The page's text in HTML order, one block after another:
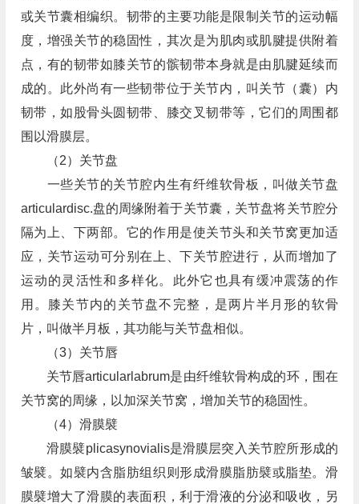
或关节囊相编织。韧带的主要功能是限制关节的运动幅
度，增强关节的稳固性，其次是为肌肉或肌腱提供附着
点，有的韧带如膝关节的髌韧带本身就是由肌腱延续而
成的。此外尚有一些韧带位于关节内，叫关节（囊）内
韧带，如股骨头圆韧带、膝交叉韧带等，它们的周围都
围以滑膜层。
（2）关节盘
一些关节的关节腔内生有纤维软骨板，叫做关节盘
articulardisc.盘的周缘附着于关节囊，关节盘将关节腔分
隔为上、下两部。它的作用是使关节头和关节窝更加适
应，关节运动可分别在上、下关节腔进行，从而增加了
运动的灵活性和多样化。此外它也具有缓冲震荡的作
用。膝关节内的关节盘不完整，是两片半月形的软骨
片，叫做半月板，其功能与关节盘相似。
（3）关节唇
关节唇articularlabrum是由纤维软骨构成的环，围在
关节窝的周缘，以加深关节窝，增加关节的稳固性。
（4）滑膜襞
滑膜襞plicasynovialis是滑膜层突入关节腔所形成的
皱襞。如襞内含脂肪组织则形成滑膜脂肪襞或脂垫。滑
膜襞增大了滑膜的表面积，利于滑液的分泌和吸收，另